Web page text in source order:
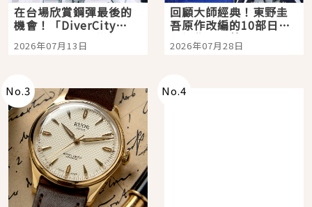
在台場欣賞鋼彈最後的
機會！「DiverCity
Tokyo Plaza」搭船、
購物、美食及夜景，一
2026年07月13日
回顧大師經典！東野圭
吾原作改編的10部日本
影視作品推薦
2026年07月28日
No.3 No.4